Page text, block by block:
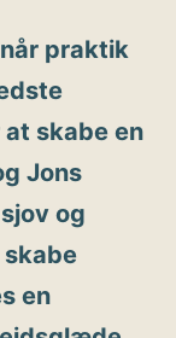
praktik
skabe en
Jons
og
en